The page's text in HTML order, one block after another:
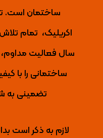
ساختمان است.
اکریلیک، تمام
سال فعالیت
ساختمانی را با
تضمینی به
لازم به ذکر است